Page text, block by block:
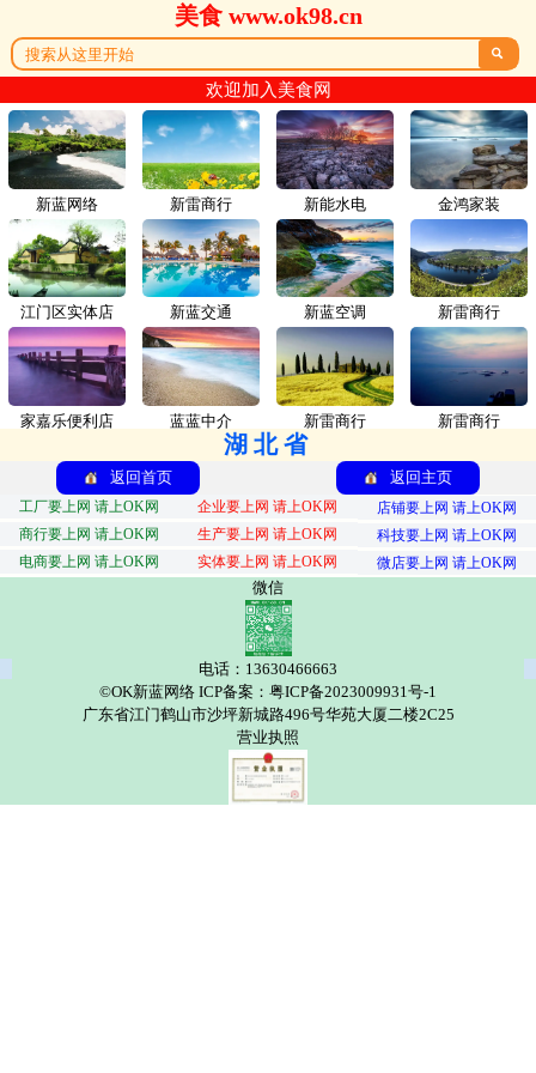
美食 www.ok98.cn

欢迎加入美食网
新蓝网络 新雷商行
江门区实体店 新蓝交通
家嘉乐便利店 蓝蓝中介
新能水电 金鸿家装
新蓝空调 新雷商行
新雷商行 新雷商行
湖北省
返回首页 返回主页
工厂要上网 请上OK网 企业要上网 请上OK网
店铺要上网 请上OK网
商行要上网 请上OK网
生产要上网 请上OK网
科技要上网 请上OK网
电商要上网 请上OK网
实体要上网 请上OK网 微店要上网 请上OK网
微信
电话：13630466663
©OK新蓝网络 ICP备案：粤ICP备2023009931号-1
广东省江门鹤山市沙坪新城路496号华苑大厦二楼2C25
营业执照